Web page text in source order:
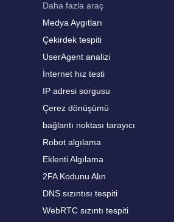
Daha fazla araç
Medya Aygıtları
Çekirdek tespiti
UserAgent analizi
İnternet hız testi
IP adresi sorgusu
Çerez dönüşümü
bağlantı noktası tarayıcı
Robot algılama
Eklenti Algılama
2FA Kodunu Alın
DNS sızıntısı tespiti
WebRTC sızıntı tespiti